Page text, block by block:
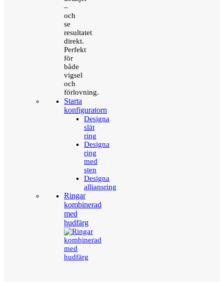
–
och
se
resultatet
direkt.
Perfekt
för
både
vigsel
och
förlovning.
Starta
konfiguratorn
Designa
slät
ring
Designa
ring
med
sten
Designa
alliansring
Ringar
kombinerad
med
hudfärg